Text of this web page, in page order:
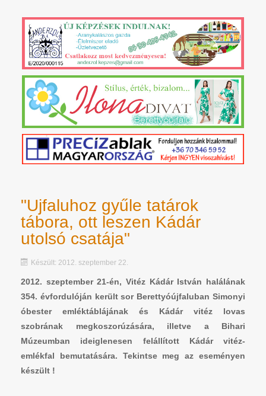
"Ujfaluhoz gyűle tatárok
tábora, ott leszen Kádár
utolsó csatája"
Készült: 2012. szeptember 22.
2012. szeptember 21-én, Vitéz Kádár István halálának
354. évfordulóján került sor Berettyóújfaluban Simonyi
óbester emléktáblájának és Kádár vitéz lovas
szobrának megkoszorúzására, illetve a Bihari
Múzeumban ideiglenesen felállított Kádár vitéz-
emlékfal bemutatására.
Tekintse meg az eseményen
készült !